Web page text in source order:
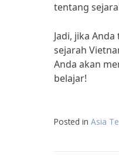
tentang
Jadi, jika
sejarah
Anda akan
belajar!
Posted in Asia